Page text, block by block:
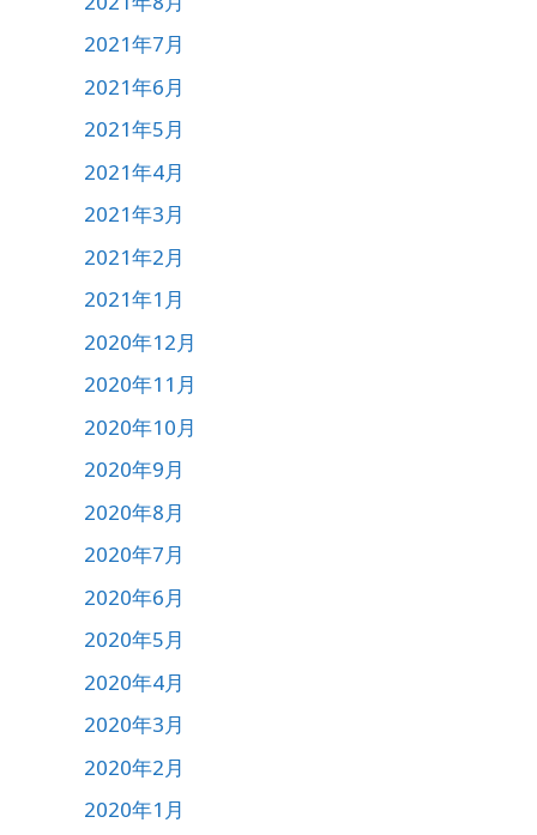
2021年7月
2021年6月
2021年5月
2021年4月
2021年3月
2021年2月
2021年1月
2020年12月
2020年11月
2020年10月
2020年9月
2020年8月
2020年7月
2020年6月
2020年5月
2020年4月
2020年3月
2020年2月
2020年1月